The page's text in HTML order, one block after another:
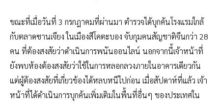
ขณะที่เมื่อวันที่ 3 กรกฎาคมที่ผ่านมา ตำรวจได้บุกค้นโรงแรมใกล้
กับตลาดซานเจียง ในเมืองสีโคตะบอง จับกุมคนสัญชาติจีนกว่า 28
คน ที่ต้องสงสัยว่าดำเนินการพนันออนไลน์ นอกจากนี้เจ้าหน้าที่
ยังพบห้องต้องสงสัยว่าใช้ในการหลอกลวงภายในอาคารเดียวกัน
แต่ผู้ต้องสงสัยที่เกี่ยวข้องได้หลบหนีไปก่อน เมื่อสัปดาห์ที่แล้ว เจ้า
หน้าที่ได้ดำเนินการบุกค้นเพิ่มเติมในพื้นที่อื่นๆ ของประเทศใน